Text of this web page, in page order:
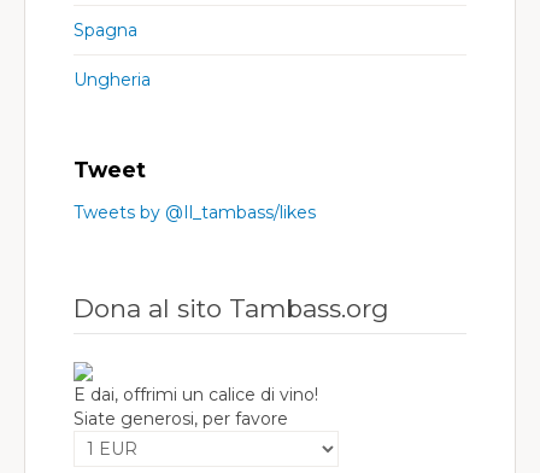
Spagna
Ungheria
Tweet
Tweets by @Il_tambass/likes
Dona al sito Tambass.org
E dai, offrimi un calice di vino!
Siate generosi, per favore